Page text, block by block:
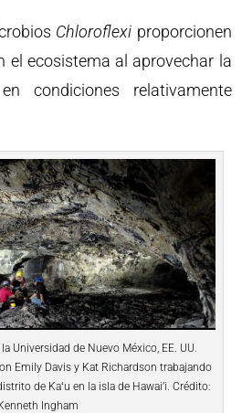
Chloroflexi proporcionen
el ecosistema al aprovechar la
condiciones relativamente
Universidad de Nuevo México, EE. UU.
Emily Davis y Kat Richardson trabajando
de Kaʻu en la isla de Hawai’i. Crédito:
Ingham